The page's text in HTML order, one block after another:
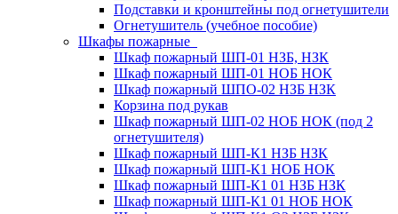
Подставки и кронштейны под огнетушители
Огнетушитель (учебное пособие)
Шкафы пожарные
Шкаф пожарный ШП-01 НЗБ, НЗК
Шкаф пожарный ШП-01 НОБ НОК
Шкаф пожарный ШПО-02 НЗБ НЗК
Корзина под рукав
Шкаф пожарный ШП-02 НОБ НОК (под 2
огнетушителя)
Шкаф пожарный ШП-К1 НЗБ НЗК
Шкаф пожарный ШП-К1 НОБ НОК
Шкаф пожарный ШП-К1 01 НЗБ НЗК
Шкаф пожарный ШП-К1 01 НОБ НОК